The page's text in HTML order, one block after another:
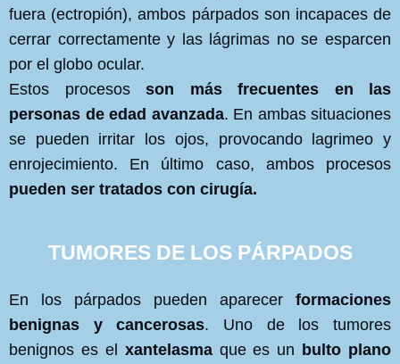
fuera (ectropión), ambos párpados son incapaces de
cerrar correctamente y las lágrimas no se esparcen
por el globo ocular.
Estos procesos son más frecuentes en las
personas de edad avanzada. En ambas situaciones
se pueden irritar los ojos, provocando lagrimeo y
enrojecimiento. En último caso, ambos procesos
pueden ser tratados con cirugía.
TUMORES DE LOS PÁRPADOS
En los párpados pueden aparecer formaciones
benignas y cancerosas. Uno de los tumores
benignos es el xantelasma que es un bulto plano